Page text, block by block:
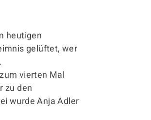
heutigen
gelüftet, wer
vierten Mal
zu den
wurde Anja Adler